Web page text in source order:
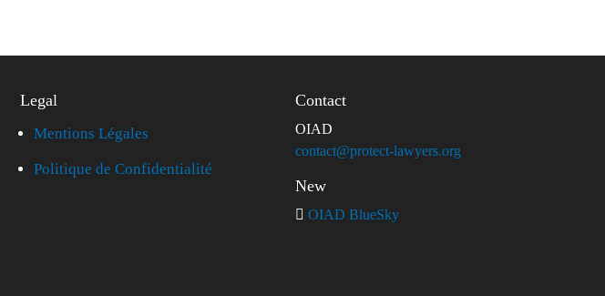
Legal
Mentions Légales
Politique de Confidentialité
Contact
OIAD
contact@protect-lawyers.org
New
OIAD BlueSky